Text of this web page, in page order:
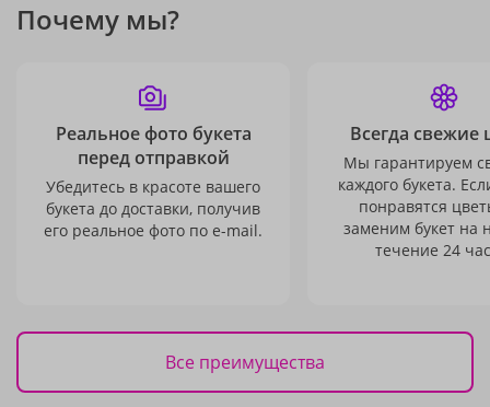
Почему мы?
Реальное фото букета
перед отправкой
Убедитесь в красоте вашего
букета до доставки, получив
его реальное фото по e-mail.
Всегда свежие
Мы гарантируем
каждого букета.
понравятся
заменим букет на
течение 24
Все преимущества